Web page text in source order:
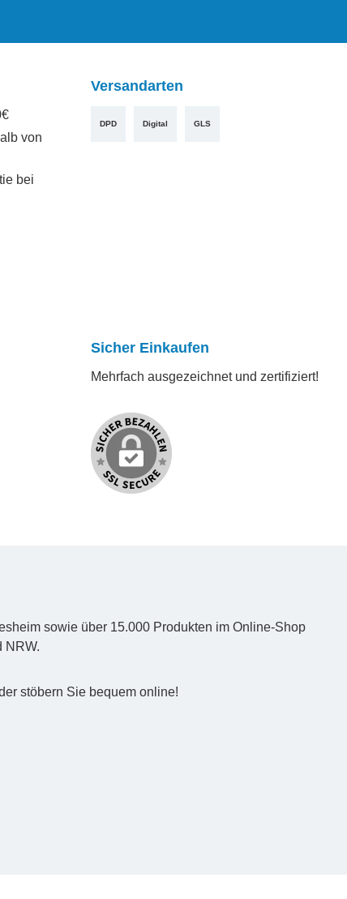
von
bei
Versandarten
DPD Digital GLS
Sicher Einkaufen
Mehrfach ausgezeichnet und zertifiziert!
sowie über 15.000 Produkten im Online-Shop
NRW.
stöbern Sie bequem online!